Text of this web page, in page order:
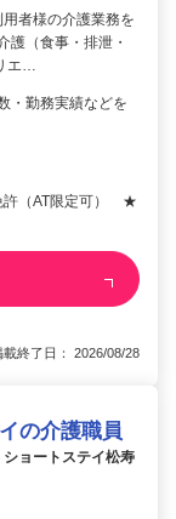
者様の介護業務を
護（食事・排泄・
エ…
勤務実績などを
許（AT限定可） ★
終了日： 2026/08/28
の介護職員
ョートステイ松寿